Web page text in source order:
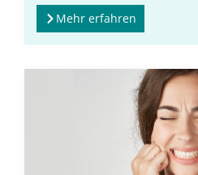
Mehr erfahren